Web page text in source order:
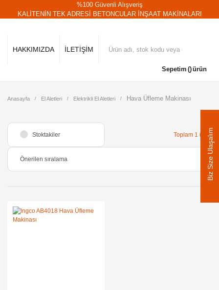
%100 Güvenli Alışveriş
KALİTENİN TEK ADRESİ BETONCULAR İNŞAAT MAKİNALARI
HAKKIMIZDA İLETİŞİM
Sepetim ürün
Anasayfa El Aletleri Elektrikli El Aletleri Hava Üfleme Makinası
Stoktakiler Toplam 1 ürünBiz Size Ulaşalım